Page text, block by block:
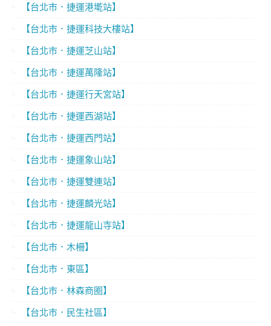
【台北市．捷運港墘站】
【台北市．捷運科技大樓站】
【台北市．捷運芝山站】
【台北市．捷運萬隆站】
【台北市．捷運行天宮站】
【台北市．捷運西湖站】
【台北市．捷運西門站】
【台北市．捷運象山站】
【台北市．捷運雙連站】
【台北市．捷運麟光站】
【台北市．捷運龍山寺站】
【台北市．木柵】
【台北市．東區】
【台北市．林森商圈】
【台北市．民生社區】